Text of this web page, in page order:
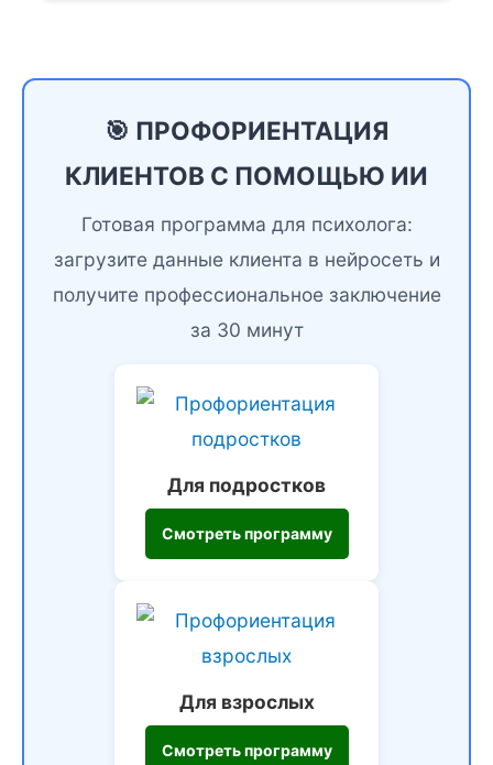
🎯 ПРОФОРИЕНТАЦИЯ
КЛИЕНТОВ С ПОМОЩЬЮ ИИ
Готовая программа для психолога:
загрузите данные клиента в нейросеть и
получите профессиональное заключение
за 30 минут
Для подростков
Смотреть программу
Для взрослых
Смотреть программу